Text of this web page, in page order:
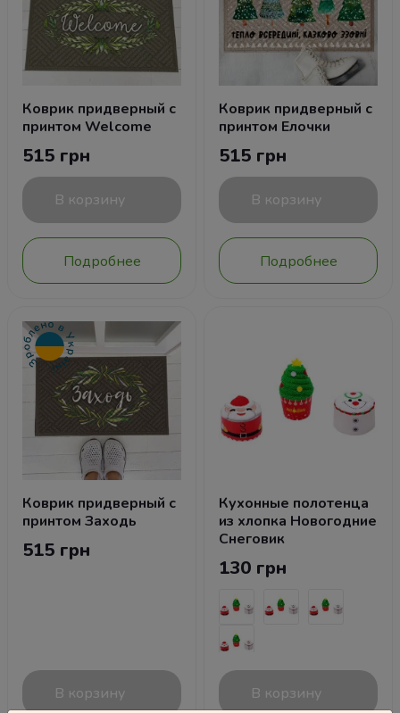
Коврик придверный с
принтом Welcome
515 грн
В корзину
Подробнее
Коврик придверный с
принтом Елочки
515 грн
В корзину
Подробнее
Коврик придверный с
принтом Заходь
515 грн
В корзину
Кухонные полотенца
из хлопка Новогодние
Снеговик
130 грн
В корзину